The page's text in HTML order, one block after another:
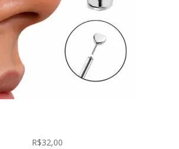
R$32,00